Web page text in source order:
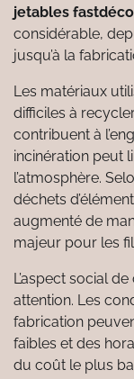
jetables fastdéco
considérable,
jusqu’à la
Les matériaux
difficiles à
contribuent à
incinération peut
l’atmosphère.
déchets
augmenté de
majeur pour les
L’aspect social
attention. Les
fabrication
faibles et des
du coût le plus